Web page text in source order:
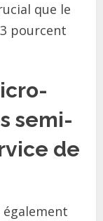
que le
pourcent
semi-
de
également